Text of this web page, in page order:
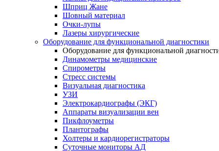
Шприц Жане
Шовный материал
Очки-лупы
Лазеры хирургические
Оборудование для функциональной диагностики
Оборудование для функциональной
Динамометры медицинские
Спирометры
Стресс системы
Визуальная диагностика
УЗИ
Электрокардиографы (ЭКГ)
Аппараты визуализации вен
Пикфлоуметры
Плантографы
Холтеры и кардиорегистраторы
Суточные мониторы АД